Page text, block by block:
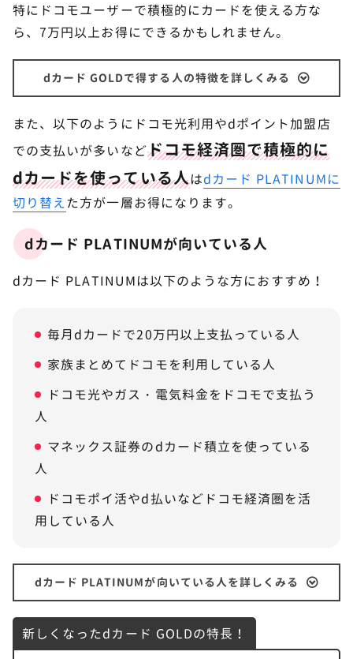
特にドコモユーザーで積極的にカードを使える方な
ら、7万円以上お得にできるかもしれません。
dカード GOLDで得する人の特徴を詳しくみる
また、以下のようにドコモ光利用やdポイント加盟店
での支払いが多いなどドコモ経済圏で積極的に
dカードを使っている人はdカード PLATINUMに
切り替えた方が一層お得になります。
dカード PLATINUMが向いている人
dカード PLATINUMは以下のような方におすすめ！
毎月dカードで20万円以上支払っている人
家族まとめてドコモを利用している人
ドコモ光やガス・電気料金をドコモで支払う
人
マネックス証券のdカード積立を使っている
人
ドコモポイ活やd払いなどドコモ経済圏を活
用している人
dカード PLATINUMが向いている人を詳しくみる
新しくなったdカード GOLDの特長！